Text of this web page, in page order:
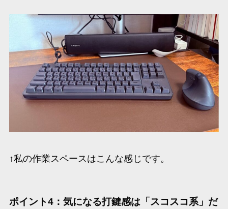
↑私の作業スペースはこんな感じです。
ポイント4：気になる打鍵感は「スコスコ系」だ